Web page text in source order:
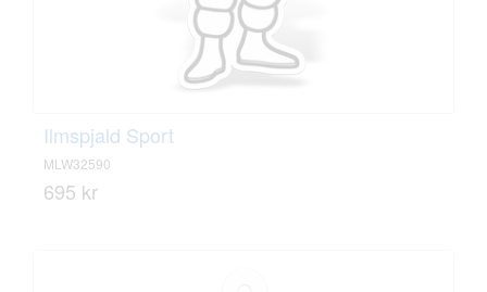
Ilmspjald Sport
MLW32590
695 kr